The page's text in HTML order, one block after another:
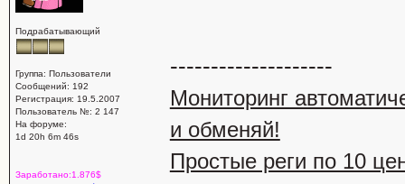
Подрабатывающий
Группа: Пользователи
Сообщений: 192
Регистрация: 19.5.2007
Пользователь №: 2 147
На форуме:
1d 20h 6m 46s
Заработано:1.876$
--------------------
Мониторинг
и обменяй!
Простые реги по 10